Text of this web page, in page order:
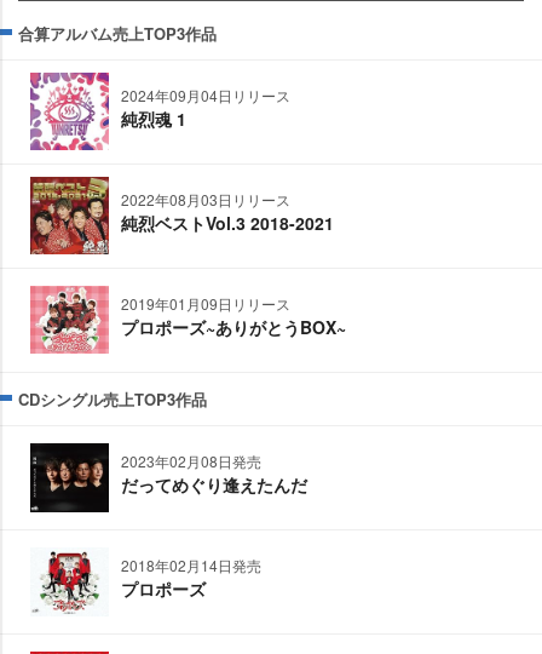
合算アルバム売上TOP3作品
2024年09月04日リリース
純烈魂 1
2022年08月03日リリース
純烈ベストVol.3 2018-2021
2019年01月09日リリース
プロポーズ~ありがとうBOX~
CDシングル売上TOP3作品
2023年02月08日発売
だってめぐり逢えたんだ
2018年02月14日発売
プロポーズ